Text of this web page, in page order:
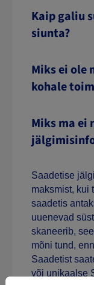
Kaip galiu
siunta?
Miks ei ole
kohale
Miks ma ei
Saadetise
maksmist, kui
saadetis
uuenevad
skaneerib,
mõni tund,
Saadetist
või unikaalse